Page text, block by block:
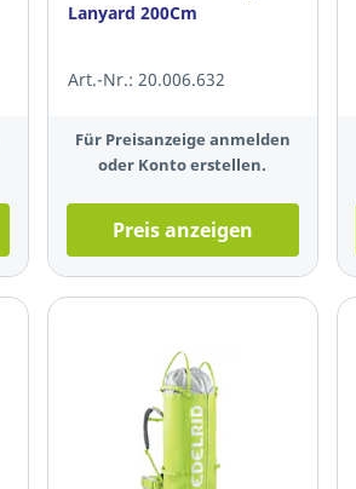
Lanyard 200Cm
Art.-Nr.: 20.006.632
Für Preisanzeige anmelden
oder Konto erstellen.
Preis anzeigen